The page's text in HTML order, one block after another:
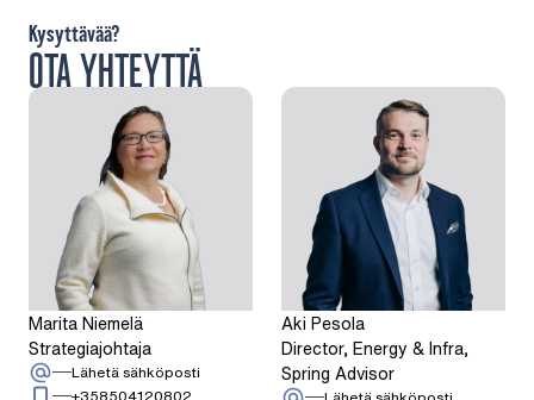
OTA YHTEYTTÄ
Kysyttävää?
Marita Niemelä
Strategiajohtaja
Lähetä sähköposti : Marita Niemelä
+358504120802 Soita: + 3 5 8 5 0 4 1 2 0 8 0 2
Aki Pesola
Director, Energy & Infra,
Spring Advisor
: Aki Pesola